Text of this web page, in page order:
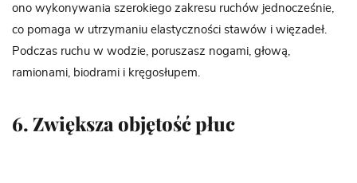
ono wykonywania szerokiego zakresu ruchów jednocześnie,
co pomaga w utrzymaniu elastyczności stawów i więzadeł.
Podczas ruchu w wodzie, poruszasz nogami, głową,
ramionami, biodrami i kręgosłupem.
6. Zwiększa objętość płuc